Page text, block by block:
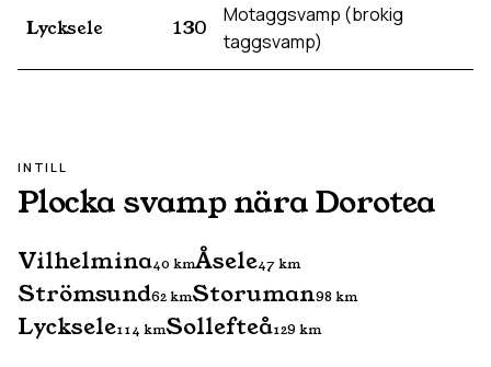
Lycksele 130
Motaggsvamp (brokig
taggsvamp)
INTILL
Plocka svamp näraDorotea
Vilhelmina40 kmÅsele47 km
Strömsund62kmStoruman98 km
Lycksele114 kmSollefteå129 km